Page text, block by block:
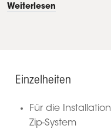
Weiterlesen
Einzelheiten
Für die
Zip-System